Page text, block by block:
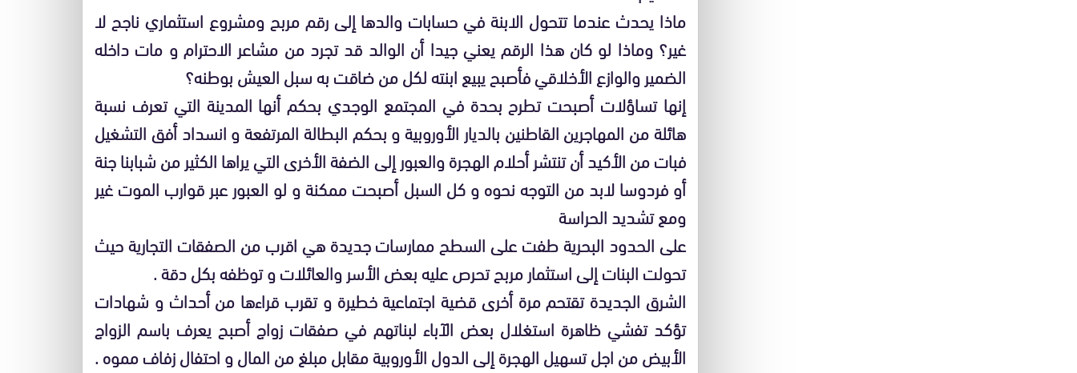
ماذا يحدث عندما تتحول الابنة في حسابات والدها إلى رقم مربح ومشروع استثماري ناجح لا
غير؟ وماذا لو كان هذا الرقم يعني جيدا أن الوالد قد تجرد من مشاعر الاحترام و مات داخله
الضمير والوازع الأخلاقي فأصبح يبيع ابنته لكل من ضاقت به سبل العيش بوطنه؟
إنها تساؤلات أصبحت تطرح بحدة في المجتمع الوجدي بحكم أنها المدينة التي تعرف نسبة
هائلة من المهاجرين القاطنين بالديار الأوروبية و بحكم البطالة المرتفعة و انسداد أفق التشغيل
فبات من الأكيد أن تنتشر أحلام الهجرة والعبور إلى الضفة الأخرى التي يراها الكثير من شبابنا جنة
أو فردوسا لابد من التوجه نحوه و كل السبل أصبحت ممكنة و لو العبور عبر قوارب الموت غير
ومع تشديد الحراسة
على الحدود البحرية طفت على السطح ممارسات جديدة هي اقرب من الصفقات التجارية حيث
تحولت البنات إلى استثمار مربح تحرص عليه بعض الأسر والعائلات و توظفه بكل دقة .
الشرق الجديدة تقتحم مرة أخرى قضية اجتماعية خطيرة و تقرب قراءها من أحداث و شهادات
تؤكد تفشي ظاهرة استغلال بعض الآباء لبناتهم في صفقات زواج أصبح يعرف باسم الزواج
الأبيض من اجل تسهيل الهجرة إلى الدول الأوروبية مقابل مبلغ من المال و احتفال زفاف مموه .